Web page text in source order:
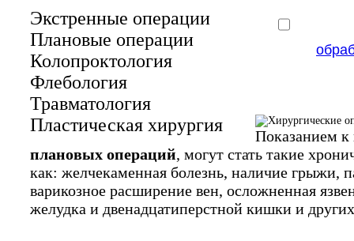
Экстренные операции
Плановые операции
Колопроктология
Флебология
Травматология
Пластическая хирургия
Показанием
плановых операций, могут стать такие
как: желчекаменная болезнь, наличие грыжи,
варикозное расширение вен, осложненная
желудка и двенадцатиперстной кишки и